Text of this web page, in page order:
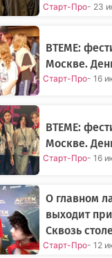
Старт-Про- 23
ВТЕМЕ:
Москве.
Старт-Про- 16
ВТЕМЕ:
Москве.
Старт-Про- 16
О главном
выходит
Сквозь
Старт-Про- 12